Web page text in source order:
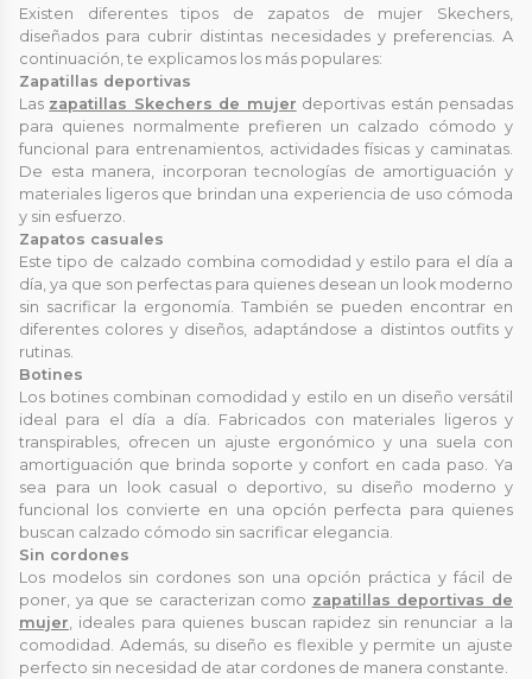
Existen diferentes tipos de zapatos de mujer Skechers,
diseñados para cubrir distintas necesidades y preferencias. A
continuación, te explicamos los más populares:
Zapatillas deportivas
Las zapatillas Skechers de mujer deportivas están pensadas
para quienes normalmente prefieren un calzado cómodo y
funcional para entrenamientos, actividades físicas y caminatas.
De esta manera, incorporan tecnologías de amortiguación y
materiales ligeros que brindan una experiencia de uso cómoda
y sin esfuerzo.
Zapatos casuales
Este tipo de calzado combina comodidad y estilo para el día a
día, ya que son perfectas para quienes desean un look moderno
sin sacrificar la ergonomía. También se pueden encontrar en
diferentes colores y diseños, adaptándose a distintos outfits y
rutinas.
Botines
Los botines combinan comodidad y estilo en un diseño versátil
ideal para el día a día. Fabricados con materiales ligeros y
transpirables, ofrecen un ajuste ergonómico y una suela con
amortiguación que brinda soporte y confort en cada paso. Ya
sea para un look casual o deportivo, su diseño moderno y
funcional los convierte en una opción perfecta para quienes
buscan calzado cómodo sin sacrificar elegancia.
Sin cordones
Los modelos sin cordones son una opción práctica y fácil de
poner, ya que se caracterizan como zapatillas deportivas de
mujer , ideales para quienes buscan rapidez sin renunciar a la
comodidad. Además, su diseño es flexible y permite un ajuste
perfecto sin necesidad de atar cordones de manera constante.